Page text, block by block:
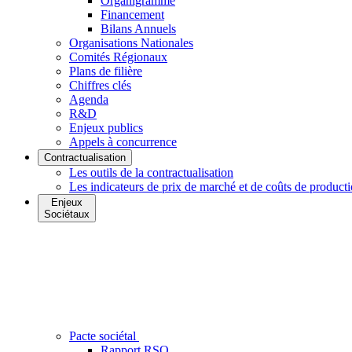
Financement
Bilans Annuels
Organisations Nationales
Comités Régionaux
Plans de filière
Chiffres clés
Agenda
R&D
Enjeux publics
Appels à concurrence
Contractualisation
Les outils de la contractualisation
Les indicateurs de prix de marché et de coûts de
Enjeux
Sociétaux
Pacte sociétal